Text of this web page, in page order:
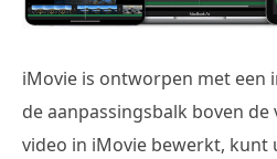
iMovie is ontworpen met een
de aanpassingsbalk boven de
video in iMovie bewerkt, kunt